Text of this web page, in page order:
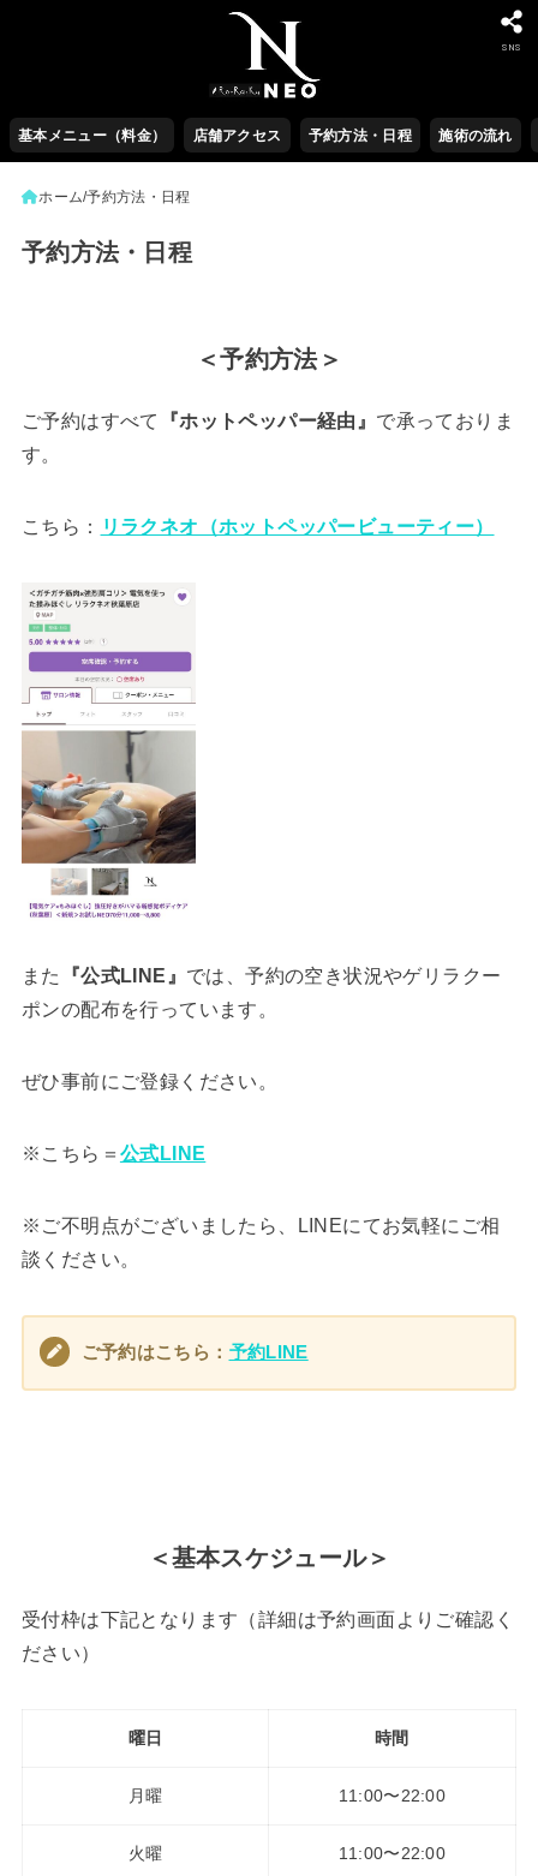
基本メニュー（料金） 店舗アクセス 予約方法・日程 施術の流れ
SNS
ホーム 予約方法・日程
予約方法・日程
＜予約方法＞
ご予約はすべて 『ホットペッパー経由』 で承っておりま
す。
こちら： リラクネオ（ホットペッパービューティー）
また 『公式LINE』 では、予約の空き状況やゲリラクー
ポンの配布を行っています。
ぜひ事前にご登録ください。
※こちら＝ 公式LINE
※ご不明点がございましたら、LINEにてお気軽にご相
談ください。
ご予約はこちら： 予約LINE
＜基本スケジュール＞
受付枠は下記となります（詳細は予約画面よりご確認く
ださい）
曜日 時間
月曜 11:00〜22:00
火曜 11:00〜22:00